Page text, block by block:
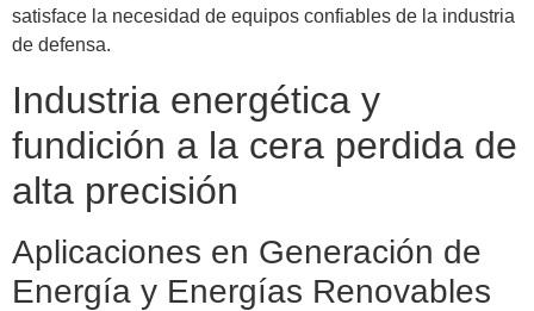
satisface la necesidad de equipos confiables de la industria
de defensa.
Industria energética y
fundición a la cera perdida de
alta precisión
Aplicaciones en Generación de
Energía y Energías Renovables